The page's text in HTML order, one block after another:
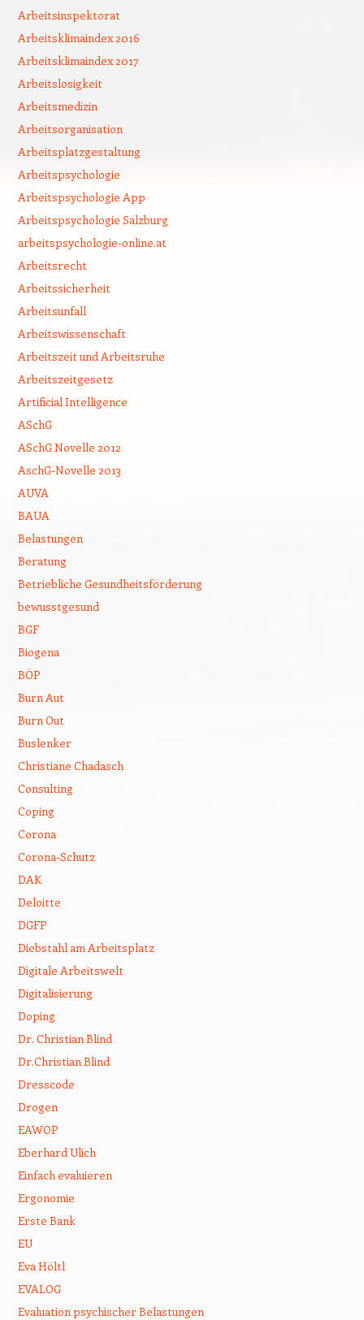
Arbeitsinspektorat
Arbeitsklimaindex 2016
Arbeitsklimaindex 2017
Arbeitslosigkeit
Arbeitsmedizin
Arbeitsorganisation
Arbeitsplatzgestaltung
Arbeitspsychologie
Arbeitspsychologie App
Arbeitspsychologie Salzburg
arbeitspsychologie-online.at
Arbeitsrecht
Arbeitssicherheit
Arbeitsunfall
Arbeitswissenschaft
Arbeitszeit und Arbeitsruhe
Arbeitszeitgesetz
Artificial Intelligence
ASchG
ASchG Novelle 2012
AschG-Novelle 2013
AUVA
BAUA
Belastungen
Beratung
Betriebliche Gesundheitsförderung
bewusstgesund
BGF
Biogena
BÖP
Burn Aut
Burn Out
Buslenker
Christiane Chadasch
Consulting
Coping
Corona
Corona-Schutz
DAK
Deloitte
DGFP
Diebstahl am Arbeitsplatz
Digitale Arbeitswelt
Digitalisierung
Doping
Dr. Christian Blind
Dr.Christian Blind
Dresscode
Drogen
EAWOP
Eberhard Ulich
Einfach evaluieren
Ergonomie
Erste Bank
EU
Eva Höltl
EVALOG
Evaluation psychischer Belastungen